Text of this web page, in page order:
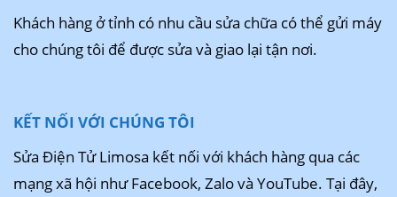
Khách hàng ở tỉnh có nhu cầu sửa chữa có thể gửi máy
cho chúng tôi để được sửa và giao lại tận nơi.
KẾT NỐI VỚI CHÚNG TÔI
Sửa Điện Tử Limosa kết nối với khách hàng qua các
mạng xã hội như Facebook, Zalo và YouTube. Tại đây,